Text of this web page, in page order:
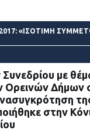
«ΙΣΌΤΙΜΗ
Συνεδρίου με
Ορεινών Δήμων
στην